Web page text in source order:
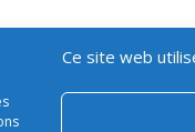
Ce site web